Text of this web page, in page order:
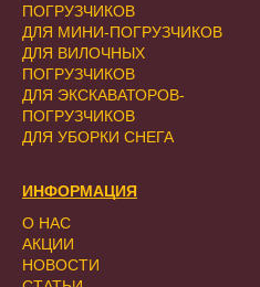
ПОГРУЗЧИКОВ
ДЛЯ МИНИ-ПОГРУЗЧИКОВ
ДЛЯ ВИЛОЧНЫХ
ПОГРУЗЧИКОВ
ДЛЯ ЭКСКАВАТОРОВ-
ПОГРУЗЧИКОВ
ДЛЯ УБОРКИ СНЕГА
ИНФОРМАЦИЯ
О НАС
АКЦИИ
НОВОСТИ